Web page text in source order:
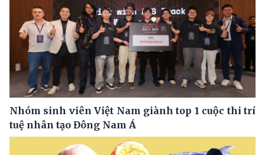
Nhóm sinh viên Việt Nam giành top 1 cuộc thi trí
tuệ nhân tạo Đông Nam Á